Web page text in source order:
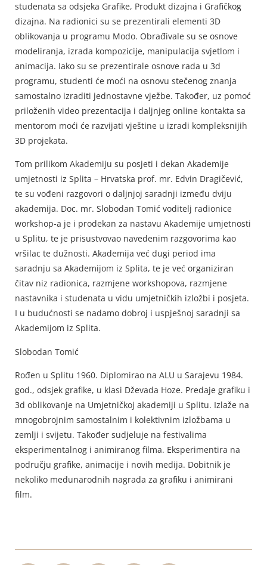
studenata sa odsjeka Grafike, Produkt dizajna i Grafičkog
dizajna. Na radionici su se prezentirali elementi 3D
oblikovanja u programu Modo. Obrađivale su se osnove
modeliranja, izrada kompozicije, manipulacija svjetlom i
animacija. Iako su se prezentirale osnove rada u 3d
programu, studenti će moći na osnovu stečenog znanja
samostalno izraditi jednostavne vježbe. Također, uz pomoć
priloženih video prezentacija i daljnjeg online kontakta sa
mentorom moći će razvijati vještine u izradi kompleksnijih
3D projekata.
Tom prilikom Akademiju su posjeti i dekan Akademije
umjetnosti iz Splita – Hrvatska prof. mr. Edvin Dragičević,
te su vođeni razgovori o daljnjoj saradnji između dviju
akademija. Doc. mr. Slobodan Tomić voditelj radionice
workshop-a je i prodekan za nastavu Akademije umjetnosti
u Splitu, te je prisustvovao navedenim razgovorima kao
vršilac te dužnosti. Akademija već dugi period ima
saradnju sa Akademijom iz Splita, te je već organiziran
čitav niz radionica, razmjene workshopova, razmjene
nastavnika i studenata u vidu umjetničkih izložbi i posjeta.
I u budućnosti se nadamo dobroj i uspješnoj saradnji sa
Akademijom iz Splita.
Slobodan Tomić
Rođen u Splitu 1960. Diplomirao na ALU u Sarajevu 1984.
god., odsjek grafike, u klasi Dževada Hoze. Predaje grafiku i
3d oblikovanje na Umjetničkoj akademiji u Splitu. Izlaže na
mnogobrojnim samostalnim i kolektivnim izložbama u
zemlji i svijetu. Također sudjeluje na festivalima
eksperimentalnog i animiranog filma. Eksperimentira na
području grafike, animacije i novih medija. Dobitnik je
nekoliko međunarodnih nagrada za grafiku i animirani
film.